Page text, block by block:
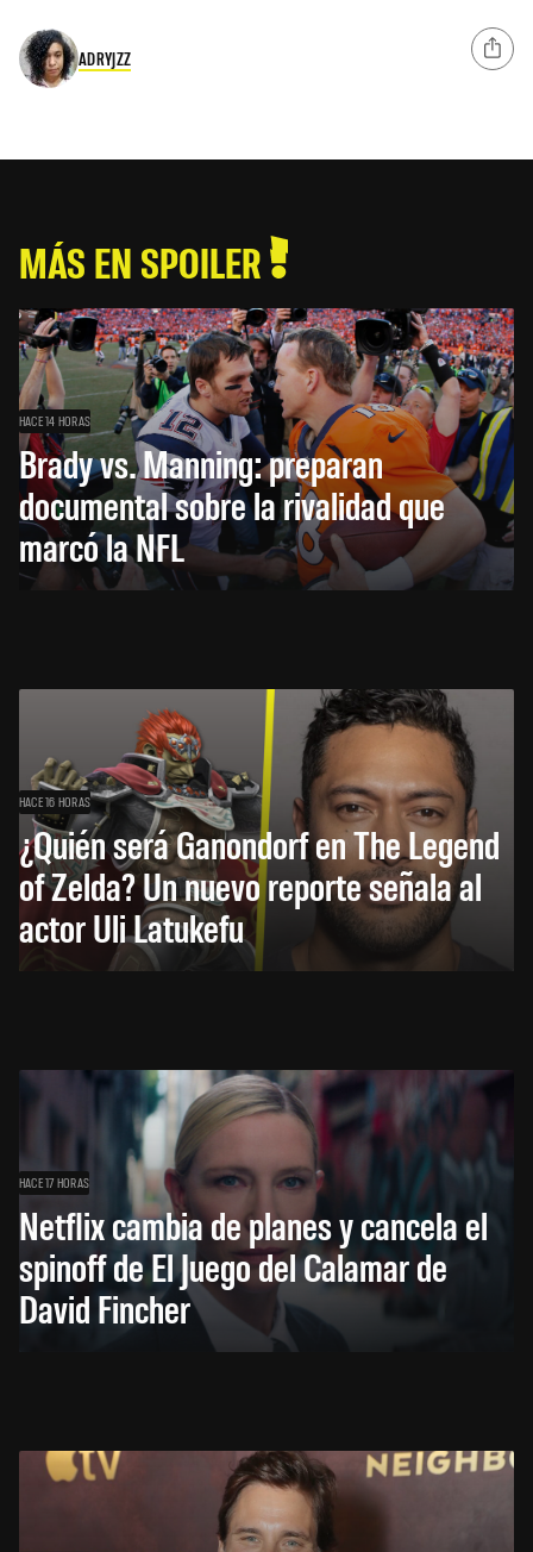
ADRYJZZ
MÁS EN SPOILER
HACE 14 HORAS
Brady vs. Manning: preparan
documental sobre la rivalidad que
marcó la NFL
HACE 16 HORAS
¿Quién será Ganondorf en The Legend
of Zelda? Un nuevo reporte señala al
actor Uli Latukefu
HACE 17 HORAS
Netflix cambia de planes y cancela el
spinoff de El Juego del Calamar de
David Fincher